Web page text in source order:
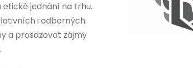
jednání na trhu.
i odborných
a prosazovat zájmy